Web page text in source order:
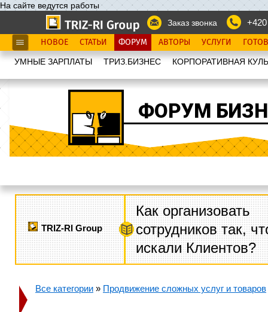
На сайте ведутся работы
Заказ звонка
НОВОЕ СТАТЬИ ФОРУМ АВТОРЫ УСЛУГИ
УМНЫЕ ЗАРПЛАТЫ ТРИЗ.БИЗНЕС КОРПОРАТИВНАЯ
ФОРУМ
TRIZ-RI Group
Как организовать
сотрудников так,
искали Клиентов?
Все категории » Продвижение сложных услуг и товаров